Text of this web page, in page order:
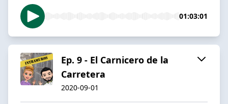
01:03:01
Ep. 9 - El Carnicero de la
Carretera
2020-09-01